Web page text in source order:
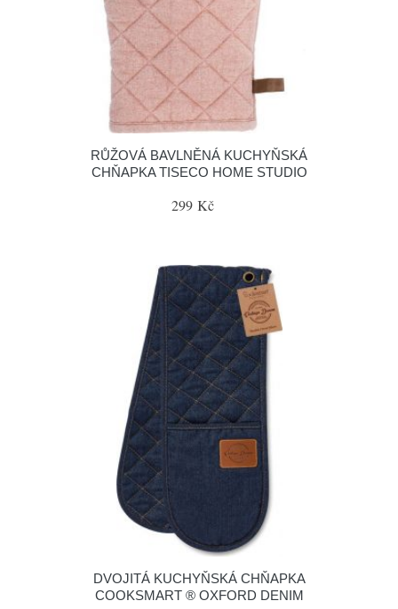
RŮŽOVÁ BAVLNĚNÁ KUCHYŇSKÁ
CHŇAPKA TISECO HOME STUDIO
299 Kč
DVOJITÁ KUCHYŇSKÁ CHŇAPKA
COOKSMART ® OXFORD DENIM